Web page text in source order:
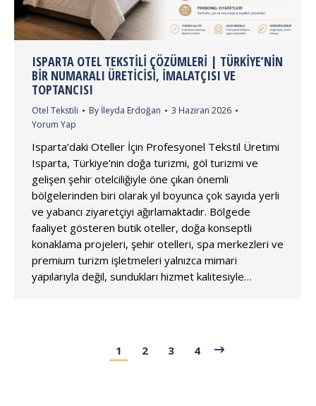
ISPARTA OTEL TEKSTILI ÇÖZÜMLERI | TÜRKIYE’NIN
BIR NUMARALI ÜRETICISI, İMALATÇISI VE
TOPTANCISI
Otel Tekstili By İleyda Erdoğan
3 Haziran 2026
Yorum Yap
Isparta’daki Oteller İçin Profesyonel Tekstil Üretimi
Isparta, Türkiye’nin doğa turizmi, göl turizmi ve
gelişen şehir otelciliğiyle öne çıkan önemli
bölgelerinden biri olarak yıl boyunca çok sayıda yerli
ve yabancı ziyaretçiyi ağırlamaktadır. Bölgede
faaliyet gösteren butik oteller, doğa konseptli
konaklama projeleri, şehir otelleri, spa merkezleri ve
premium turizm işletmeleri yalnızca mimari
yapılarıyla değil, sundukları hizmet kalitesiyle…
1 2 3 4